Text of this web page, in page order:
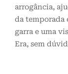
arrogância,
da temporada
garra e uma
Era, sem